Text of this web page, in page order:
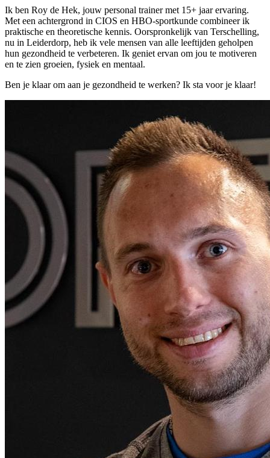
Ik ben Roy de Hek, jouw personal trainer met 15+ jaar ervaring.
Met een achtergrond in CIOS en HBO-sportkunde combineer ik
praktische en theoretische kennis. Oorspronkelijk van Terschelling,
nu in Leiderdorp, heb ik vele mensen van alle leeftijden geholpen
hun gezondheid te verbeteren. Ik geniet ervan om jou te motiveren
en te zien groeien, fysiek en mentaal.
Ben je klaar om aan je gezondheid te werken? Ik sta voor je klaar!